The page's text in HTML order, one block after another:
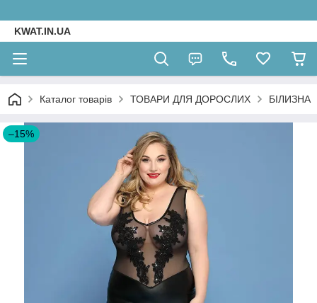
KWAT.IN.UA
Каталог товарів ТОВАРИ ДЛЯ ДОРОСЛИХ БІЛИЗНА
–15%